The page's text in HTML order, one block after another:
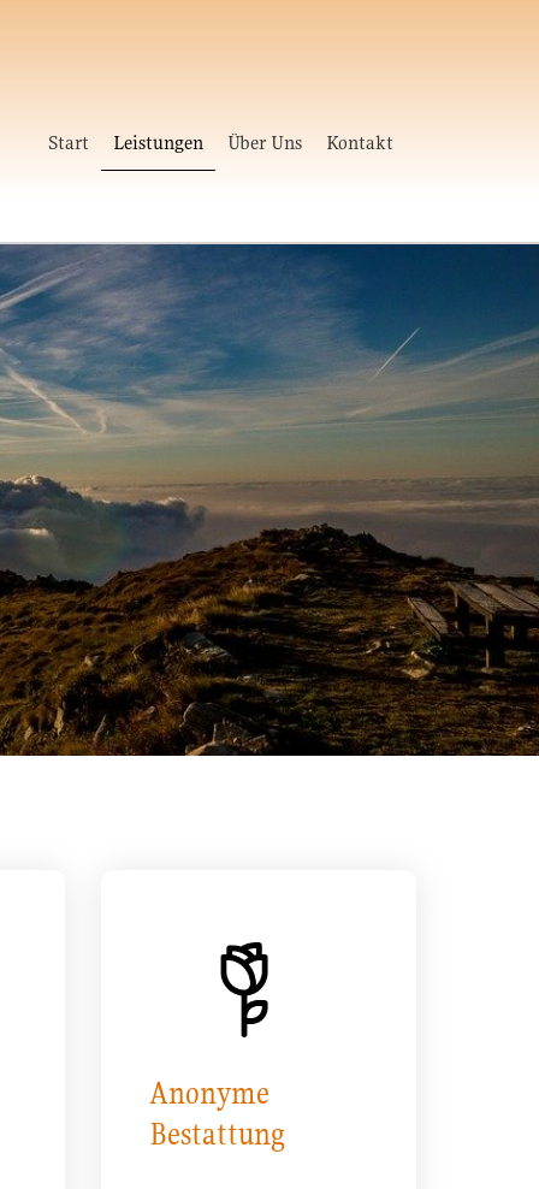
Start Leistungen Über Uns Kontakt
Anonyme
Bestattung